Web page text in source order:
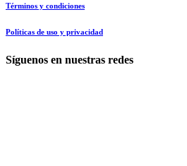
Términos y condiciones
Políticas de uso y privacidad
Síguenos en nuestras redes